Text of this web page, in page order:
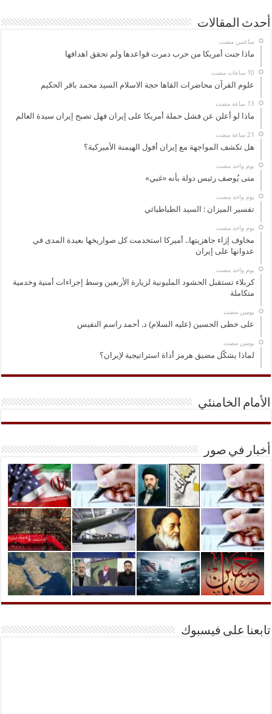
أحدث المقالات
‏ساعتين مضت
ماذا جنت أمريكا من حرب دمرت قواعدها ولم تحقق اهدافها
علوم القرآن محاضرات القاها حجة الاسلام السيد محمد باقر الحكيم
ماذا لو أعلن عن فشل حملة أمريكا على إيران فهل تصبح إيران سيدة العالم
هل تكشف المواجهة مع إيران أفول الهيمنة الأميركية؟
‏يوم واحد مضت
متى يُوصف رئيس دولة بأنه «غبي»
‏يوم واحد مضت
تفسير الميزان : السيد الطباطبائي
‏يوم واحد مضت
مخاوف إزاء جاهزيتها.. أميركا استخدمت كل صواريخها بعيدة المدى في
عدوانها على إيران
‏يوم واحد مضت
كربلاء تستقبل الحشود المليونية لزيارة الأربعين وسط إجراءات أمنية وخدمية
متكاملة
‏يومين مضت
على خطى الحسين (عليه السلام) د. أحمد راسم النفيس
‏يومين مضت
لماذا يشكّل مضيق هرمز أداة استراتيجية لإيران؟
الأمام الخامنئي
أخبار في صور
تابعنا على فيسبوك